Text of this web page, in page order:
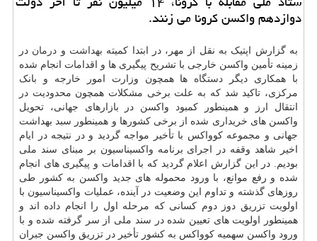
دوازدهم واکسن کرونا می زنند.
به گزارش اپتیک به نقل از مهر، در ابتدا کمیته بهداشت و درمان در
زمینه تأمین واکسن خارجی با تشریح پیگیری ها و اقدامات انجام شده
با همکاری دیگر دستگاه ها همچون وزارت امور خارجه و بانک
مرکزی، تاکید شد که به علت برخی مشکلات همچون محدودیت در
انتقال ارز و همینطور کمبود واکسن در بازارهای جهانی، تحویل
واکسن های خریداری شده از برخی کشورها و همینطور سبد بهداشت
جهانی و مجموعه کوواکس با تأخیر مواجه گردید و در نتیجه در ایام
اخیر شاهد وقفه در اجرای برنامه واکسیناسیون بر مبنای سند ملی
بودیم. در این گزارش اعلام گردید که با اقدامات و پیگیری های انجام
شده و رفع موانع، با ورود محموله های جدید واکسن به کشور طی
روزهای گذشته و تداوم این وضعیت در آینده، عملیات واکسیناسیون با
اولویت تزریق دوز دوم کسانی که مرحله اول را انجام داده اند و
همینطور اولویت های تعیین شده در سند ملی از سر گرفته شده و با
ورود واکسن سهمیه کوواکس به کشور تأخیر در تزریق واکسن جبران